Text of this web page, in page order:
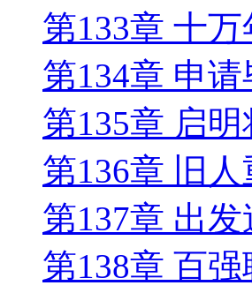
第133章 十
第134章 申
第135章 启
第136章 旧
第137章 出
第138章 百